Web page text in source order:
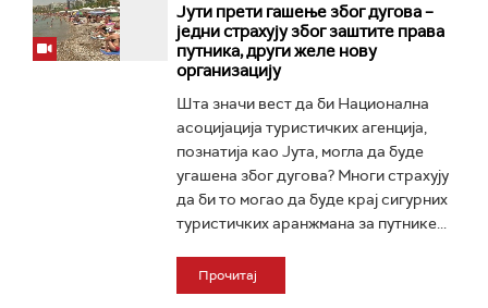
Јути прети гашење због дугова –
једни страхују због заштите права
путника, други желе нову
организацију
Шта значи вест да би Национална
асоцијација туристичких агенција,
познатија као Јута, могла да буде
угашена због дугова? Многи страхују
да би то могао да буде крај сигурних
туристичких аранжмана за путнике...
Прочитај